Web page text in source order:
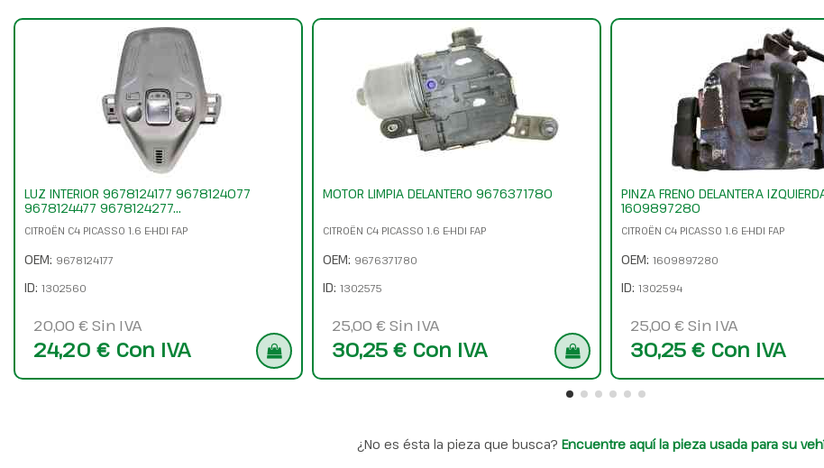
LUZ INTERIOR 9678124177 9678124077
9678124477 9678124277...
CITROËN C4 PICASSO 1.6 E-HDI FAP
OEM: 9678124177
ID: 1302560
20,00 € Sin IVA
24,20 € Con IVA
MOTOR LIMPIA DELANTERO 9676371780
CITROËN C4 PICASSO 1.6 E-HDI FAP
OEM: 9676371780
ID: 1302575
25,00 € Sin IVA
30,25 € Con IVA
PINZA FRENO DELANTERA
1609897280
CITROËN C4 PICASSO 1.6 E-HDI FAP
OEM: 1609897280
ID: 1302594
25,00 € Sin IVA
30,25 € Con IVA
¿No es ésta la pieza que busca? Encuentre aquí la pieza usada para su